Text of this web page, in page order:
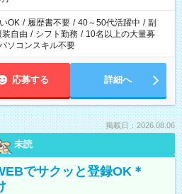
OK / 履歴書不要 / 40～50代活躍中 / 副
装自由 / シフト勤務 / 10名以上の大量募
ソコンスキル不要
応募する 詳細へ
掲載日：2026.08.06
未読
でサクッと登録OK＊